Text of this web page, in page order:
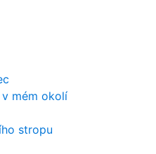
mém okolí
stropu